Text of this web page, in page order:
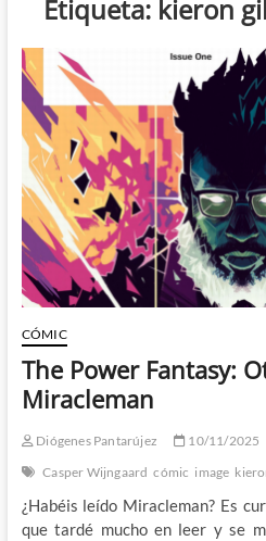
Etiqueta: kieron
CÓMIC
The Power Fantasy:
Miracleman
Diógenes Pantarújez 10/11/2025
Casper Wijngaard cómic image
¿Habéis leído Miracleman? Es
que tardé mucho en leer y se